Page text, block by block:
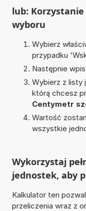
lub:
wyboru
Wybierz
przypadku '
Następnie
Wybierz z listy
którą chcesz
Centymetr
Wartość
wszystkie
Wykorzystaj
jednostek, aby
Kalkulator ten
przeliczenia wraz z